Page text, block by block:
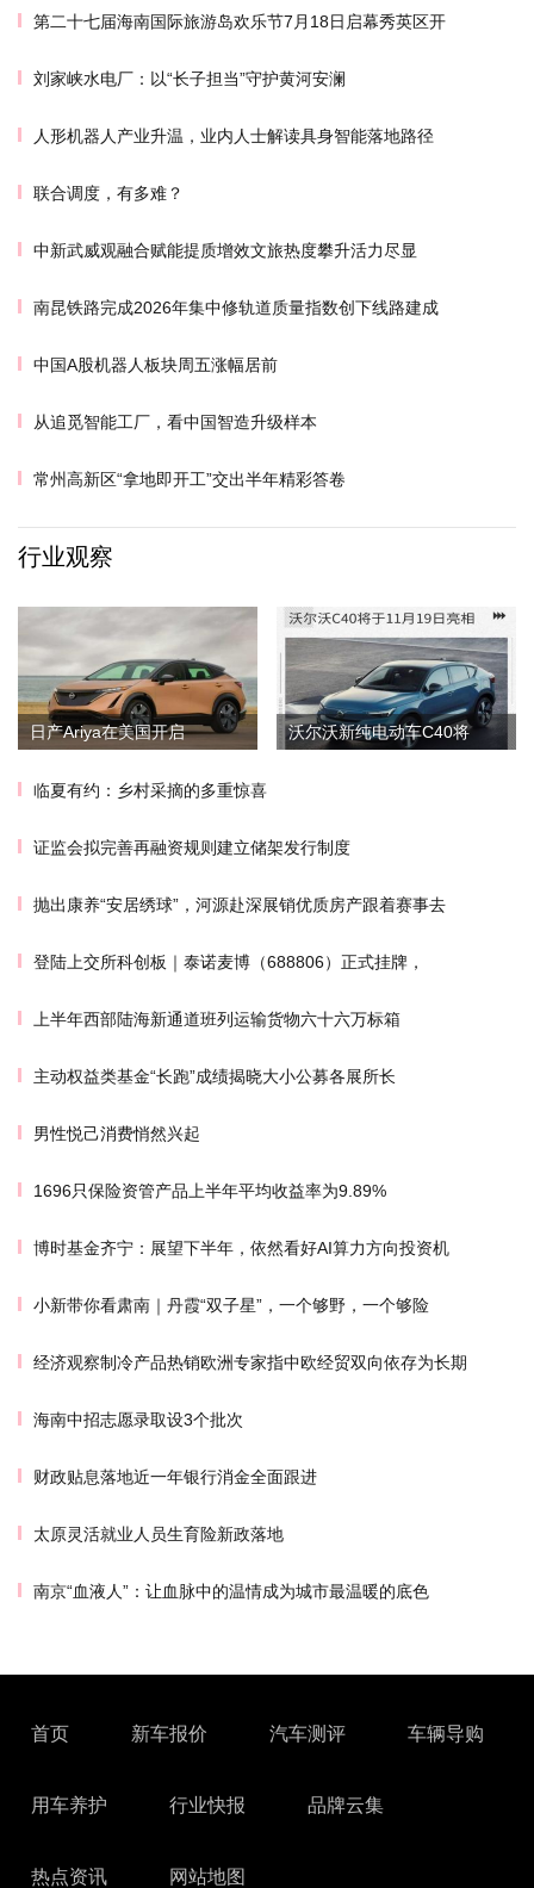
第二十七届海南国际旅游岛欢乐节7月18日启幕秀英区开
刘家峡水电厂：以“长子担当”守护黄河安澜
人形机器人产业升温，业内人士解读具身智能落地路径
联合调度，有多难？
中新武威观融合赋能提质增效文旅热度攀升活力尽显
南昆铁路完成2026年集中修轨道质量指数创下线路建成
中国A股机器人板块周五涨幅居前
从追觅智能工厂，看中国智造升级样本
常州高新区“拿地即开工”交出半年精彩答卷
行业观察
日产Ariya在美国开启 沃尔沃新纯电动车C40将
临夏有约：乡村采摘的多重惊喜
证监会拟完善再融资规则建立储架发行制度
抛出康养“安居绣球”，河源赴深展销优质房产跟着赛事去
登陆上交所科创板｜泰诺麦博（688806）正式挂牌，
上半年西部陆海新通道班列运输货物六十六万标箱
主动权益类基金“长跑”成绩揭晓大小公募各展所长
男性悦己消费悄然兴起
1696只保险资管产品上半年平均收益率为9.89%
博时基金齐宁：展望下半年，依然看好AI算力方向投资机
小新带你看肃南｜丹霞“双子星”，一个够野，一个够险
经济观察制冷产品热销欧洲专家指中欧经贸双向依存为长期
海南中招志愿录取设3个批次
财政贴息落地近一年银行消金全面跟进
太原灵活就业人员生育险新政落地
南京“血液人”：让血脉中的温情成为城市最温暖的底色
首页 新车报价 汽车测评 车辆导购
用车养护 行业快报 品牌云集
热点资讯 网站地图